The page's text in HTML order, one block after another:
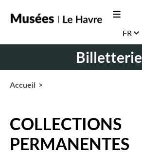
FR
Billetterie
Accueil >
COLLECTIONS
PERMANENTES